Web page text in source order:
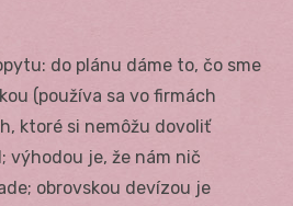
do plánu dáme to, čo sme
(používa sa vo firmách
ktoré si nemôžu dovoliť
výhodou je, že nám nič
obrovskou devízou je